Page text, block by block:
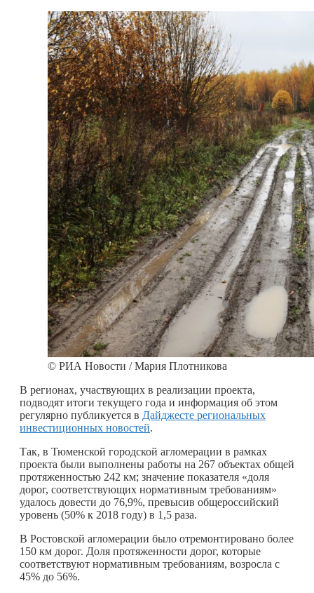
© РИА Новости / Мария Плотникова
В регионах, участвующих в реализации проекта,
подводят итоги текущего года и информация об этом
регулярно публикуется в Дайджесте региональных
инвестиционных новостей.
Так, в Тюменской городской агломерации в рамках
проекта были выполнены работы на 267 объектах общей
протяженностью 242 км; значение показателя «доля
дорог, соответствующих нормативным требованиям»
удалось довести до 76,9%, превысив общероссийский
уровень (50% к 2018 году) в 1,5 раза.
В Ростовской агломерации было отремонтировано более
150 км дорог. Доля протяженности дорог, которые
соответствуют нормативным требованиям, возросла с
45% до 56%.